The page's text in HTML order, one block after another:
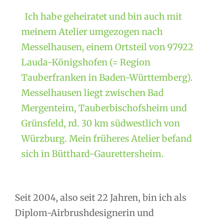
Ich habe geheiratet und bin auch mit
meinem Atelier umgezogen nach
Messelhausen, einem Ortsteil von 97922
Lauda-Königshofen (= Region
Tauberfranken in Baden-Württemberg).
Messelhausen liegt zwischen Bad
Mergenteim, Tauberbischofsheim und
Grünsfeld, rd. 30 km südwestlich von
Würzburg. Mein früheres Atelier befand
sich in Bütthard-Gaurettersheim.
Seit 2004, also seit 22 Jahren, bin ich als
Diplom-Airbrushdesignerin und